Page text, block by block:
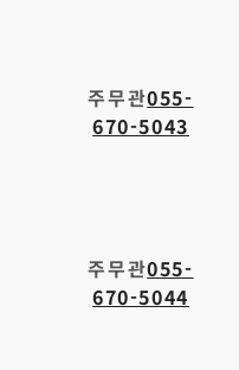
주무관055-
670-5043
주무관055-
670-5044